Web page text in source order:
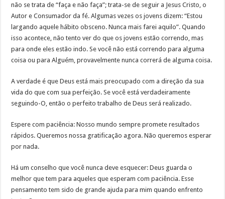
não se trata de “faça e não faça”; trata-se de seguir a Jesus Cristo, o
Autor e Consumador da fé. Algumas vezes os jovens dizem: “Estou
largando aquele hábito obsceno. Nunca mais farei aquilo”. Quando
isso acontece, não tento ver do que os jovens estão correndo, mas
para onde eles estão indo. Se você não está correndo para alguma
coisa ou para Alguém, provavelmente nunca correrá de alguma coisa.
A verdade é que Deus está mais preocupado com a direção da sua
vida do que com sua perfeição. Se você está verdadeiramente
seguindo-O, então o perfeito trabalho de Deus será realizado.
Espere com paciência: Nosso mundo sempre promete resultados
rápidos. Queremos nossa gratificação agora. Não queremos esperar
por nada.
Há um conselho que você nunca deve esquecer: Deus guarda o
melhor que tem para aqueles que esperam com paciência. Esse
pensamento tem sido de grande ajuda para mim quando enfrento